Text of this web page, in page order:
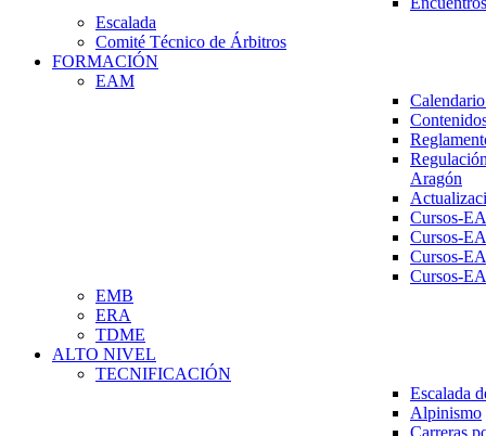
Escalada
Comité Técnico de Árbitros
FORMACIÓN
EAM
Aragón
Cursos-
Cursos-
Cursos-
Cursos-
EMB
ERA
TDME
ALTO NIVEL
TECNIFICACIÓN
Escalada
Alpinismo
Carreras